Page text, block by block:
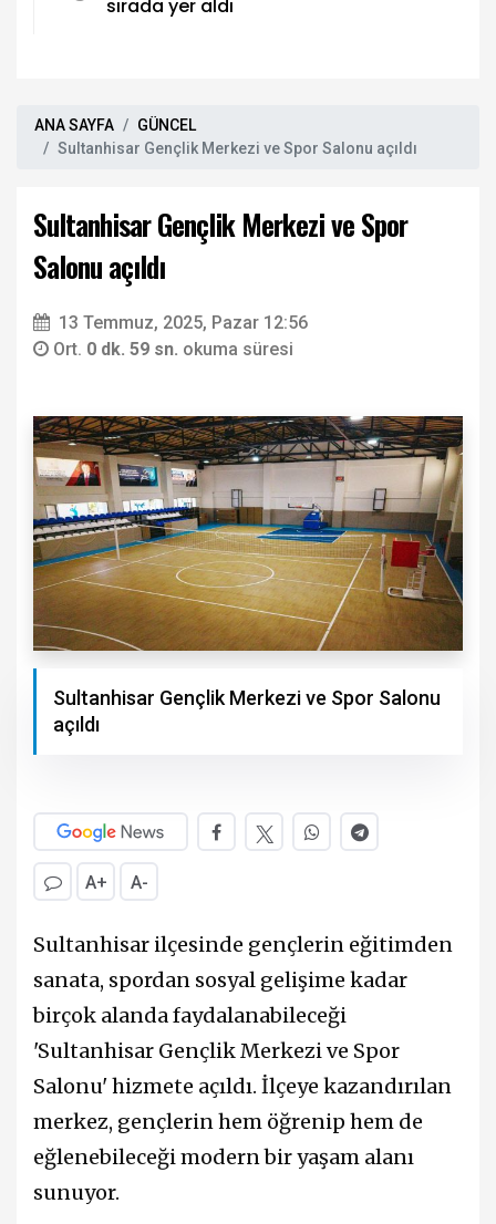
sırada yer aldı
ANA SAYFA
GÜNCEL
Sultanhisar Gençlik Merkezi ve Spor Salonu açıldı
Sultanhisar Gençlik Merkezi ve Spor
Salonu açıldı
13 Temmuz, 2025, Pazar 12:56
Ort. 0 dk. 59 sn. okuma süresi
Sultanhisar Gençlik Merkezi ve Spor Salonu
açıldı
A+ A-
Sultanhisar ilçesinde gençlerin eğitimden
sanata, spordan sosyal gelişime kadar
birçok alanda faydalanabileceği
'Sultanhisar Gençlik Merkezi ve Spor
Salonu' hizmete açıldı. İlçeye kazandırılan
merkez, gençlerin hem öğrenip hem de
eğlenebileceği modern bir yaşam alanı
sunuyor.